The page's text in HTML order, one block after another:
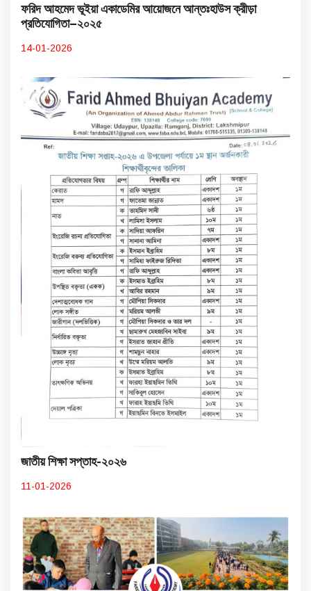
ফরিদ আহমেদ ভূইয়া একাডেমির আয়োজনে আন্তঃহাউস ক্রীড়া
প্রতিযোগিতা–২০২৫
14-01-2026
জাতীয় শিক্ষা সপ্তাহ-২০২৬
11-01-2026